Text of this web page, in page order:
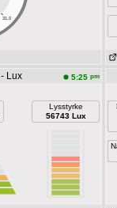
31.0
Lux 5:25 pm
Lysstyrke
56743 Lux